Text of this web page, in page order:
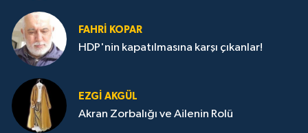
FAHRI KOPAR
HDP'nin kapatılmasına karşı çıkanlar!
EZGI AKGÜL
Akran Zorbalığı ve Ailenin Rolü